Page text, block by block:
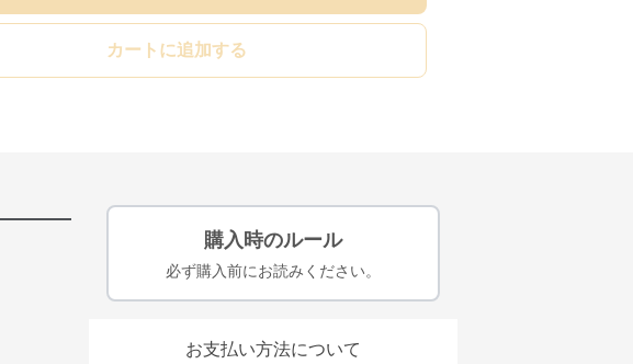
カートに追加する
購入時のルール
必ず購入前にお読みください。
お支払い方法について